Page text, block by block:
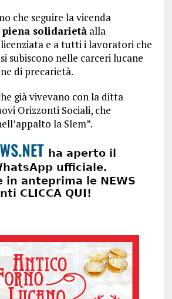
che seguire la vicenda
piena solidarietàalla
e a tutti i lavoratori che
subiscono nelle carceri lucane
di precarietà.
già vivevano con la ditta
Orizzonti Sociali, che
la Slem”.